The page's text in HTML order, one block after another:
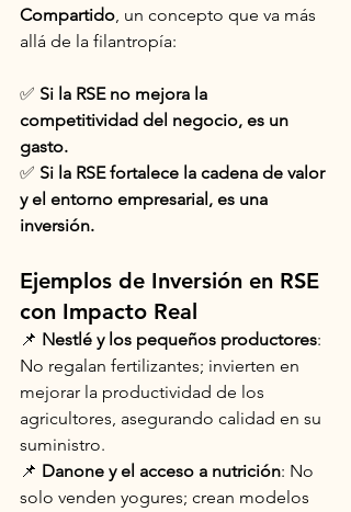
Compartido, un concepto que va más
allá de la filantropía:
✅ Si la RSE no mejora la
competitividad del negocio, es un
gasto.
✅ Si la RSE fortalece la cadena de valor
y el entorno empresarial, es una
inversión.
Ejemplos de Inversión en RSE
con Impacto Real
📌 Nestlé y los pequeños productores:
No regalan fertilizantes; invierten en
mejorar la productividad de los
agricultores, asegurando calidad en su
suministro.
📌 Danone y el acceso a nutrición: No
solo venden yogures; crean modelos